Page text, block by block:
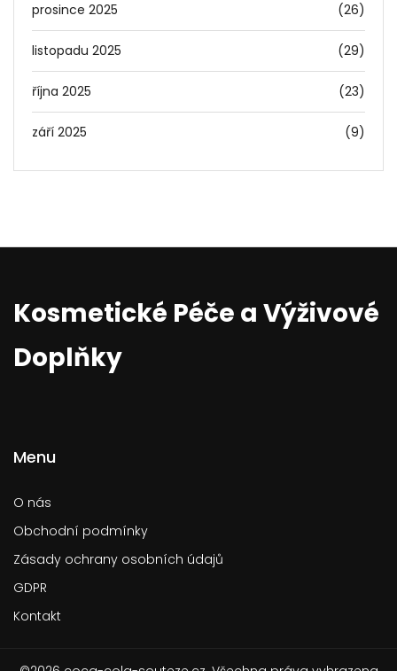
prosince 2025 (26)
listopadu 2025 (29)
října 2025 (23)
září 2025 (9)
Kosmetické Péče a Výživové
Doplňky
Menu
O nás
Obchodní podmínky
Zásady ochrany osobních údajů
GDPR
Kontakt